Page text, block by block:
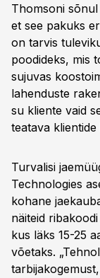
Thomsoni
et see pakuks
on tarvis
poodideks, mis
sujuvas
lahenduste
su kliente vaid
teatava
Turvalisi
Technologies
kohane
näiteid
kus läks 15-25
võetaks.